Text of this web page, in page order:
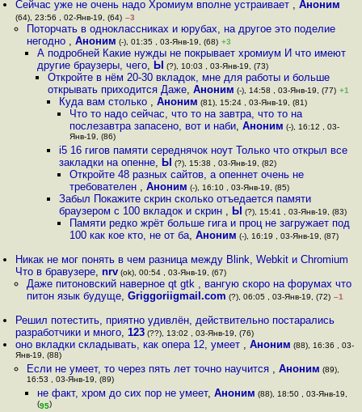
Сейчас уже не очень надо Хромиум вполне устраивает ,Аноним
(64), 23:56 , 02-Янв-19, (64) –3
Поторчать в одноклассниках и юрубах, на другое это поделие
негодно , Аноним (-), 01:35 , 03-Янв-19, (68) +3
А подробней Какие нужды не покрывает хромиум И что имеют
другие браузеры, чего, Ы (?), 10:03 , 03-Янв-19, (73)
Откройте в нём 20-30 вкладок, мне для работы и больше
открывать приходится Даже,Аноним (-), 14:58 , 03-Янв-19, (77) +1
Куда вам столько , Аноним (81), 15:24 , 03-Янв-19, (81)
Что то надо сейчас, что то на завтра, что то на
послезавтра запасено, вот и наби, Аноним (-), 16:12 , 03-
Янв-19, (86)
i5 16 гигов памяти середнячок ноут Только что открыл все
закладки на опенне, Ы (?), 15:38 , 03-Янв-19, (82)
Откройте 48 разных сайтов, а опеннет очень не
требователен , Аноним (-), 16:10 , 03-Янв-19, (85)
Забыл Покажите скрин сколько отъедается памяти
браузером с 100 вкладок и скрин , Ы (?), 15:41 , 03-Янв-19, (83)
Памяти редко жрёт больше гига и проц не загружает под
100 как кое кто, не от ба, Аноним (-), 16:19 , 03-Янв-19, (87)
Никак не мог понять в чем разница между Blink, Webkit и Chromium
Что в бравузере,nrv (ok), 00:54 , 03-Янв-19, (67)
Даже питоновский наверное qt gtk , вангую скоро на форумах что
питон язык будуще, Griggoriigmail.com (?), 06:05 , 03-Янв-19, (72) –1
Решил потестить, приятно удивлён, действительно постарались
разработчики и много,123 (??), 13:02 , 03-Янв-19, (76)
оно вкладки складывать, как опера 12, умеет ,Аноним (88), 16:36 , 03-
Янв-19, (88)
Если не умеет, то через пять лет точно научится , Аноним (89),
16:53 , 03-Янв-19, (89)
не факт, хром до сих пор не умеет, Аноним (88), 18:50 , 03-Янв-19,
(95)